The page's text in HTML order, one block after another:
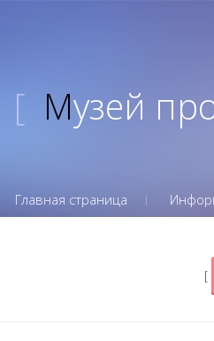
[ Музей
Главная страница
[